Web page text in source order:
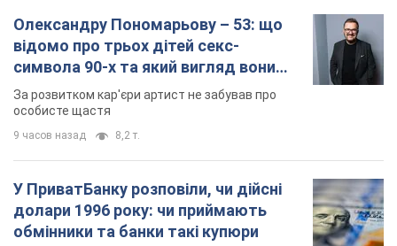
Олександру Пономарьову – 53: що
відомо про трьох дітей секс-
символа 90-х та який вигляд вони
мають
За розвитком кар'єри артист не забував про
особисте щастя
9 часов назад 8,2 т.
У ПриватБанку розповіли, чи дійсні
долари 1996 року: чи приймають
обмінники та банки такі купюри